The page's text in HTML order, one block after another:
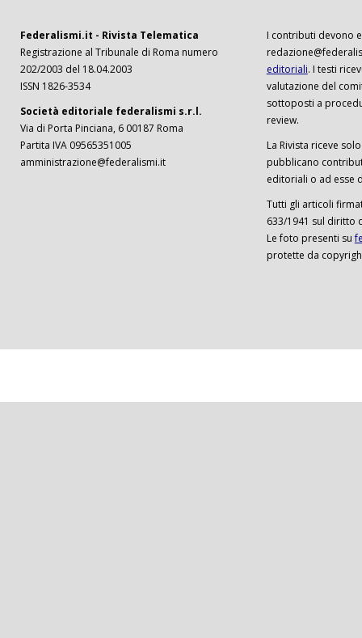
Federalismi.it - Rivista Telematica
Registrazione al Tribunale di Roma numero
202/2003 del 18.04.2003
ISSN 1826-3534
Società editoriale federalismi s.r.l.
Via di Porta Pinciana, 6 00187 Roma
Partita IVA 09565351005
amministrazione@federalismi.it
I contributi devono
editoriali. I testi
valutazione del
sottoposti a
review.
La Rivista riceve
pubblicano
editoriali o ad esse
Tutti gli articoli
633/1941 sul diritto
Le foto presenti su
protette da